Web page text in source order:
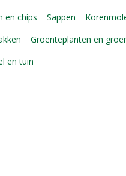
en chips Sappen
Groenteplanten en
en tuin